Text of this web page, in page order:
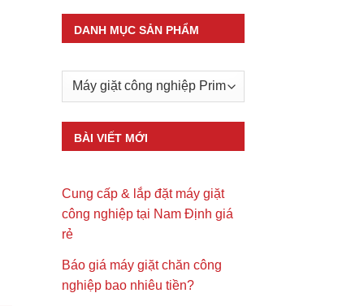
DANH MỤC SẢN PHẨM
BÀI VIẾT MỚI
Cung cấp & lắp đặt máy giặt
công nghiệp tại Nam Định giá
rẻ
Báo giá máy giặt chăn công
nghiệp bao nhiêu tiền?